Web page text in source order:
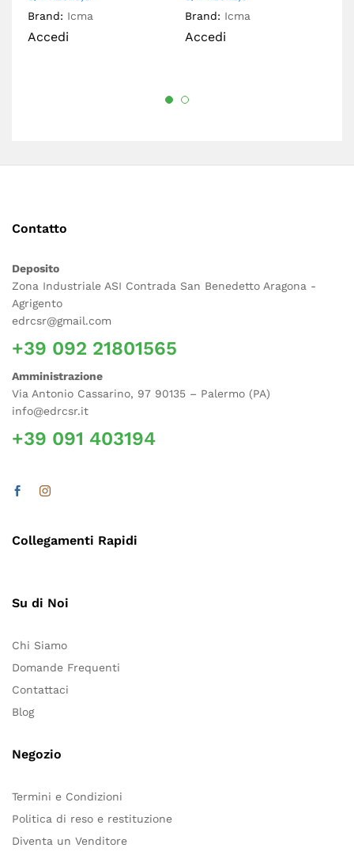
Brand: Icma
Accedi
Brand: Icma
Accedi
Contatto
Deposito
Zona Industriale ASI Contrada San Benedetto Aragona -
Agrigento
edrcsr@gmail.com
+39 092 21801565
Amministrazione
Via Antonio Cassarino, 97 90135 – Palermo (PA)
info@edrcsr.it
+39 091 403194
Collegamenti Rapidi
Su di Noi
Chi Siamo
Domande Frequenti
Contattaci
Blog
Negozio
Termini e Condizioni
Politica di reso e restituzione
Diventa un Venditore